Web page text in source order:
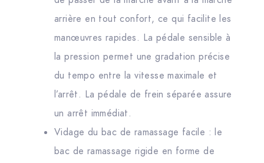
arrière en tout confort, ce qui facilite les
manœuvres rapides. La pédale sensible à
la pression permet une gradation précise
du tempo entre la vitesse maximale et
l’arrêt. La pédale de frein séparée assure
un arrêt immédiat.
Vidage du bac de ramassage facile : le
bac de ramassage rigide en forme de